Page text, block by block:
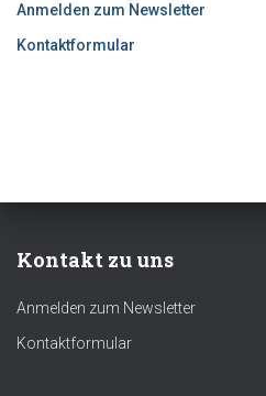
Anmelden zum Newsletter
Kontaktformular
Kontakt zu uns
Anmelden zum Newsletter
Kontaktformular